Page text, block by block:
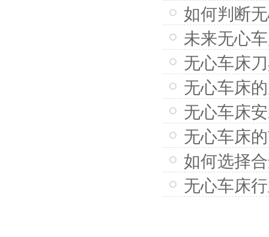
如何判断
未来无心
无心车床
无心车床
无心车床
无心车床
如何选择
无心车床